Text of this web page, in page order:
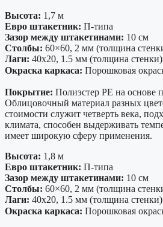
Высота: 1,7 м
Евро штакетник: П-типа
Зазор между штакетинами: 10 см
Столбы: 60×60, 2 мм (толщина
Лаги: 40х20, 1.5 мм (толщина стенки)
Окраска каркаса: Порошковая
Покрытие: Полиэстер PE на основе
Облицовочный материал разных
стоимости служит четверть века,
климата, способен выдерживать
имеет широкую сферу применения.
Высота: 1,8 м
Евро штакетник: П-типа
Зазор между штакетинами: 10 см
Столбы: 60×60, 2 мм (толщина
Лаги: 40х20, 1.5 мм (толщина стенки)
Окраска каркаса: Порошковая